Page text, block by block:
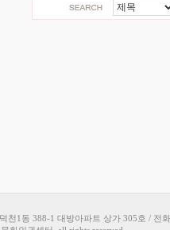
천1동 388-1 대방아파트 상가 305호 / 전